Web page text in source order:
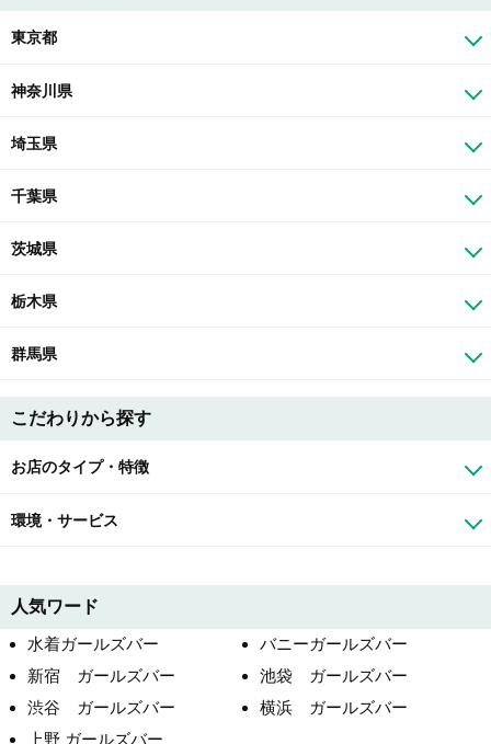
東京都
神奈川県
埼玉県
千葉県
茨城県
栃木県
群馬県
こだわりから探す
お店のタイプ・特徴
環境・サービス
人気ワード
水着ガールズバー
バニーガールズバー
新宿 ガールズバー
池袋 ガールズバー
渋谷 ガールズバー
横浜 ガールズバー
上野 ガールズバー